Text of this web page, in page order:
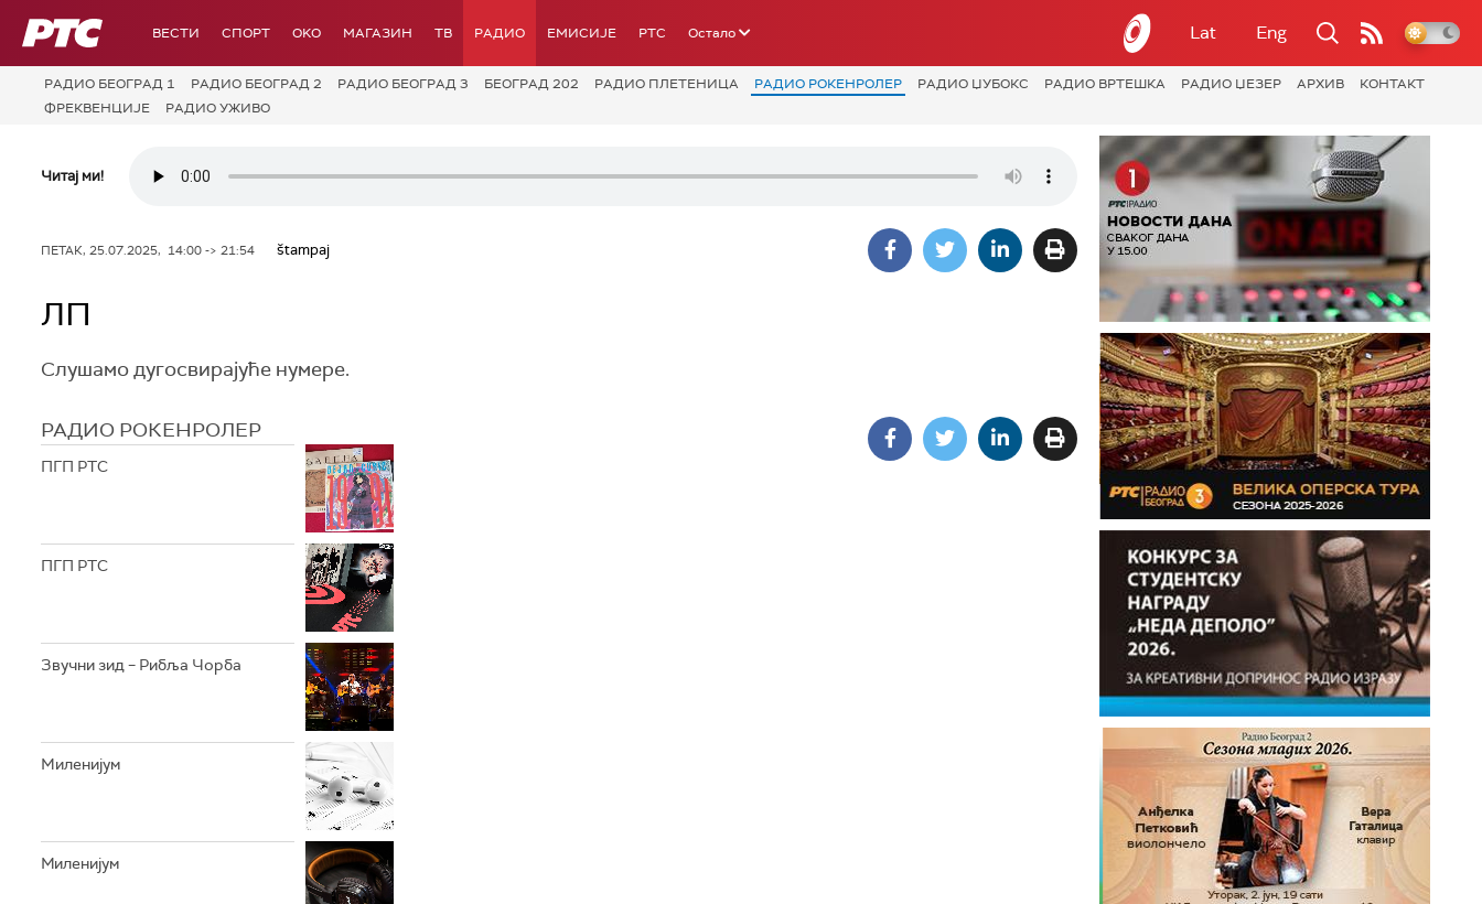
РТС ВЕСТИ СПОРТ OKO МАГАЗИН ТВ РАДИО ЕМИСИЈЕ РТС Остало Lat Eng
РАДИО БЕОГРАД 1 РАДИО БЕОГРАД 2 РАДИО БЕОГРАД 3 БЕОГРАД 202 РАДИО ПЛЕТЕНИЦА РАДИО РОКЕНРОЛЕР РАДИО ЏУБОКС РАДИО ВРТЕШКА РАДИО ЏЕЗЕР АРХИВ
КОНТАКТ
ФРЕКВЕНЦИЈЕ
РАДИО УЖИВО
Читај ми!
ПЕТАК, 25.07.2025, 14:00 -> 21:54 štampaj
ЛП
Слушамо дугосвирајуће нумере.
РАДИО РОКЕНРОЛЕР
ПГП РТС
ПГП РТС
Звучни зид – Рибља Чорба
Mиленијум
Миленијум